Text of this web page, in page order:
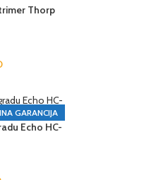
Thorp
GARANCIJA
Echo HC-